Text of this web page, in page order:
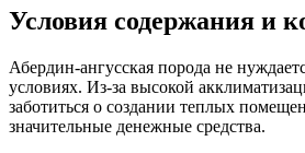
Условия содержания и
Абердин-ангусская порода не
условиях. Из-за высокой
заботиться о создании теплых
значительные денежные средства.